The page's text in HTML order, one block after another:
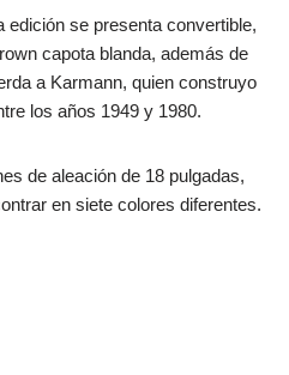
se presenta convertible,
capota blanda, además de
a Karmann, quien construyo
los años 1949 y 1980.
de aleación de 18 pulgadas,
en siete colores diferentes.